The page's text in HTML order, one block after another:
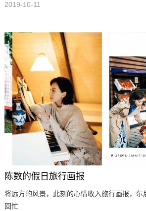
2019-10-11
陈数的假日旅行画报
将远方的风景，此刻的心情收入旅行画报，尓
回忙